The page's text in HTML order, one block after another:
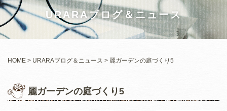
URARAブログ＆ニュース
HOME URARAブログ＆ニュース 麗ガーデンの庭づくり5
麗ガーデンの庭づくり5